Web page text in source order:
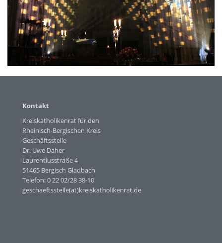
Kontakt
Kreiskatholikenrat für den
Rheinisch-Bergischen Kreis
Geschäftsstelle
Dr. Uwe Daher
Laurentiusstraße 4
51465 Bergisch Gladbach
Telefon: 0 22 02/28 38-10
geschaeftsstelle(at)kreiskatholikenrat.de